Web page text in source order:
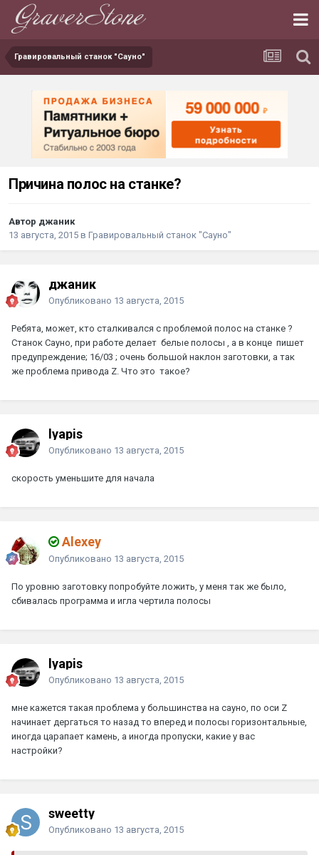
Гравировальный станок "Сауно"
Причина полос на станке?
Автор джаник
13 августа, 2015 в Гравировальный станок "Сауно"
джаник
Опубликовано 13 августа, 2015
Ребята, может, кто сталкивался с проблемой полос на станке ?
Станок Сауно, при работе делает белые полосы , а в конце пишет
предупреждение; 16/03 ; очень большой наклон заготовки, а так
же проблема привода Z. Что это такое?
lyapis
Опубликовано 13 августа, 2015
скорость уменьшите для начала
Alexey
Опубликовано 13 августа, 2015
По уровню заготовку попробуйте ложить, у меня так же было,
сбивалась программа и игла чертила полосы
lyapis
Опубликовано 13 августа, 2015
мне кажется такая проблема у большинства на сауно, по оси Z
начинает дергаться то назад то вперед и полосы горизонтальные,
иногда царапает камень, а иногда пропуски, какие у вас
настройки?
sweetty
Опубликовано 13 августа, 2015